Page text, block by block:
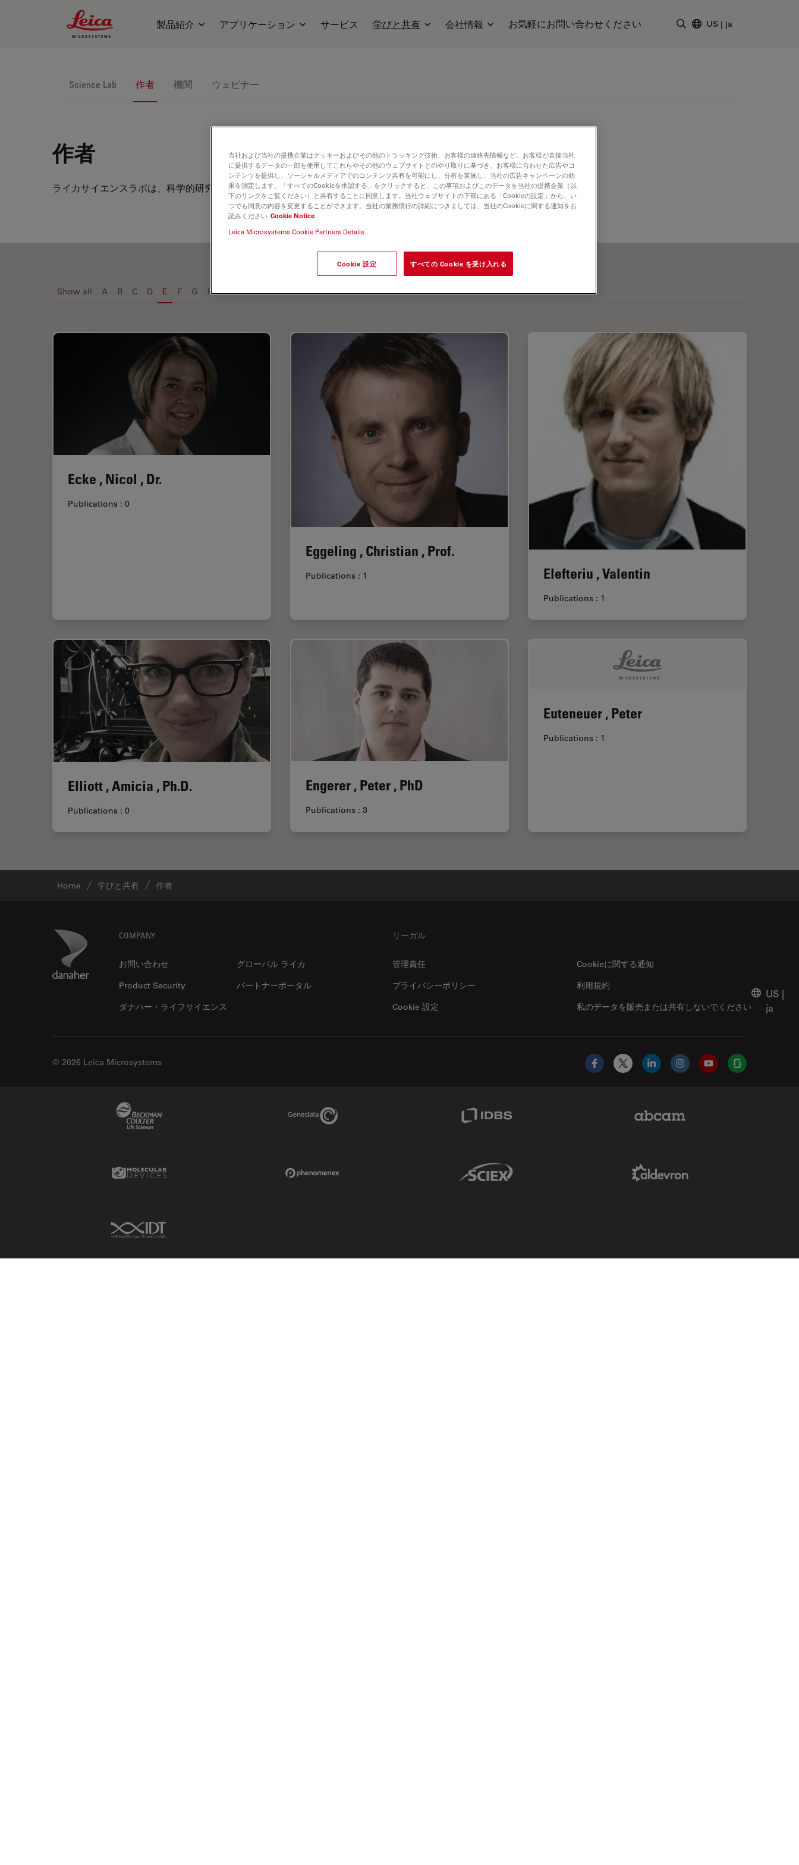
Leica Microsystems Logo
製品紹介 アプリケーション サービス 学びと共有 会社情報 お気軽にお問い合わせください US | ja
Science Lab 作者 機関 ウェビナー
作者
ライカサイエンスラボは、科学的研究や教材用の顕微鏡知識ポータルサイトです。ぜひご協力ください。
Show all A B C D E F G H I J K L M N O P R S T U V W Y Z
Ecke , Nicol , Dr.
Publications : 0
Eggeling , Christian , Prof.
Publications : 1 Elefteriu , Valentin
Publications : 1
Elliott , Amicia , Ph.D.
Publications : 0
Engerer , Peter , PhD
Publications : 3
Euteneuer , Peter
Publications : 1
Home 学びと共有 作者
Danaher Logo COMPANY
お問い合わせ
グローバル ライカ
Product Security
パートナーポータル
ダナハー・ライフサイエンス
リーガル
管理責任
Cookieに関する通知
プライバシーポリシー
私のデータを販売または共有しないでください
利用規約
Cookie 設定
US |
ja
© 2026 Leica Microsystems
Facebook
X LinkedInInstagramYouTubeGlassdoor
Genedata Link
Molecular Devices Link Sciex Link
IDT Link
当社および当社の提携企業はクッキーおよびその他のトラッキング技術、お客様の連絡先情報など、お客様が直接当社
に提供するデータの一部を使用してこれらやその他のウェブサイトとのやり取りに基づき、お客様に合わせた広告やコ
ンテンツを提供し、ソーシャルメディアでのコンテンツ共有を可能にし、分析を実施し、当社の広告キャンペーンの効
果を測定します。「すべてのCookieを承認する」をクリックすると、この事項およびこのデータを当社の提携企業（以
下のリンクをご覧ください）と共有することに同意します。当社ウェブサイトの下部にある「Cookieの設定」から、い
つでも同意の内容を変更することができます。当社の業務慣行の詳細につきましては、当社のCookieに関する通知をお
読みください Cookie Notice
Leica Microsystems Cookie Partners Details
Cookie 設定 すべての Cookie を受け入れる